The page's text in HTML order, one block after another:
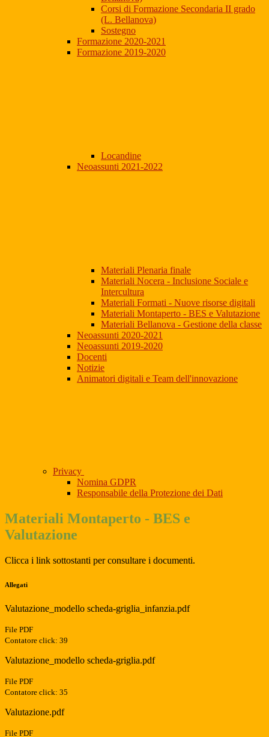
Corsi di Formazione Secondaria II grado
(L. Bellanova)
Sostegno
Formazione 2020-2021
Formazione 2019-2020
Locandine
Neoassunti 2021-2022
Materiali Plenaria finale
Materiali Nocera - Inclusione Sociale e
Intercultura
Materiali Formati - Nuove risorse digitali
Materiali Montaperto - BES e Valutazione
Materiali Bellanova - Gestione della classe
Neoassunti 2020-2021
Neoassunti 2019-2020
Docenti
Notizie
Animatori digitali e Team dell'innovazione
Privacy
Nomina GDPR
Responsabile della Protezione dei Dati
Materiali Montaperto - BES e
Valutazione
Clicca i link sottostanti per consultare i documenti.
Allegati
Valutazione_modello scheda-griglia_infanzia.pdf
File PDF
Contatore click: 39
Valutazione_modello scheda-griglia.pdf
File PDF
Contatore click: 35
Valutazione.pdf
File PDF